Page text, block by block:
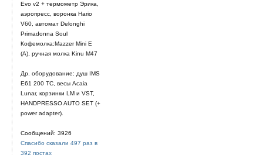
Evo v2 + термометр Эрика,
аэропресс, воронка Hario
V60, автомат Delonghi
Primadonna Soul
Кофемолка:Mazzer Mini E
(A), ручная молка Kinu M47
Др. оборудование: душ IMS
E61 200 TC, весы Acaia
Lunar, корзинки LM и VST,
HANDPRESSO AUTO SET (+
power adapter).
Сообщений: 3926
Спасибо сказали 497 раз в
392 постах